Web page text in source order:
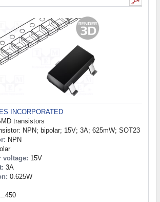
INCORPORATED
transistors
NPN; bipolar; 15V; 3A; 625mW; SOT23
NPN
voltage: 15V
3A
0.625W